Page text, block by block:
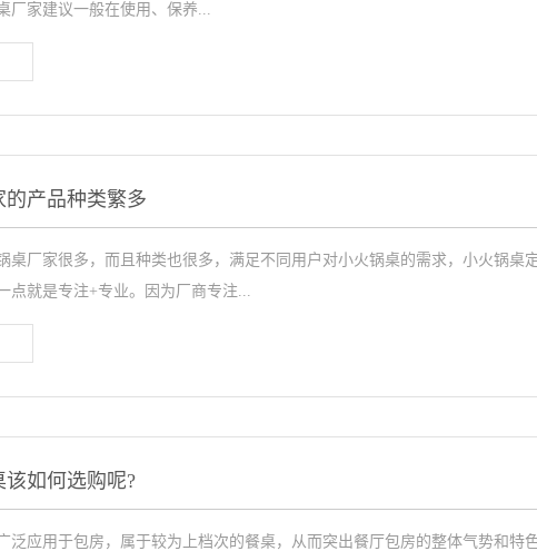
厂家建议一般在使用、保养...
产品种类繁多
桌厂家很多，而且种类也很多，满足不同用户对小火锅桌的需求，小火锅桌
点就是专注+专业。因为厂商专注...
该如何选购呢?
泛应用于包房，属于较为上档次的餐桌，从而突出餐厅包房的整体气势和特